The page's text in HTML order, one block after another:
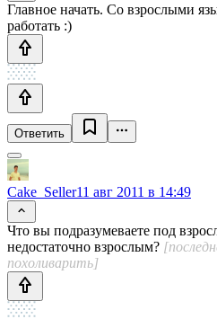
Главное начать. Со взрослыми
работать :)
Ответить
Cake_Seller11 авг 2011 в 14:49
Что вы подразумеваете под
недостаточно взрослым?
похоливарить]